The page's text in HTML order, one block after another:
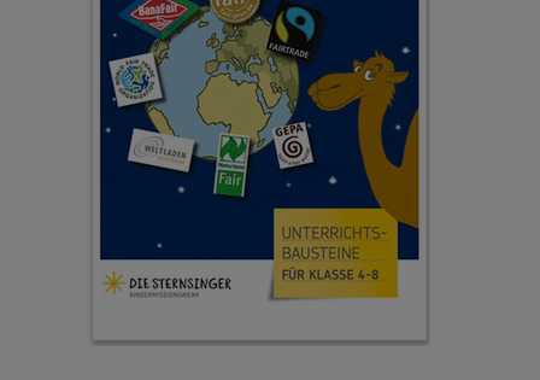
Flucht
Kinderarbeit
Behinderung
Grundsätze der Projektarbeit
Weltmissionstag der Kinder
Weihnachten Weltweit
Basteln & Aktionen
SPENDEN
Pate werden
FÜR KINDER